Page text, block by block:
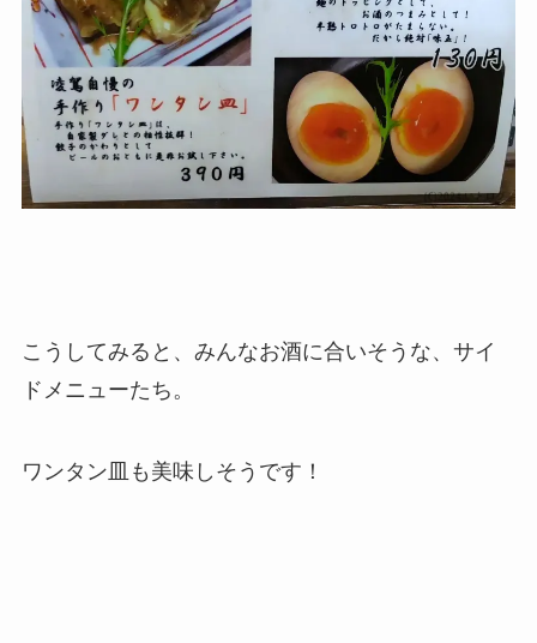
こうしてみると、みんなお酒に合いそうな、サイ
ドメニューたち。
ワンタン皿も美味しそうです！